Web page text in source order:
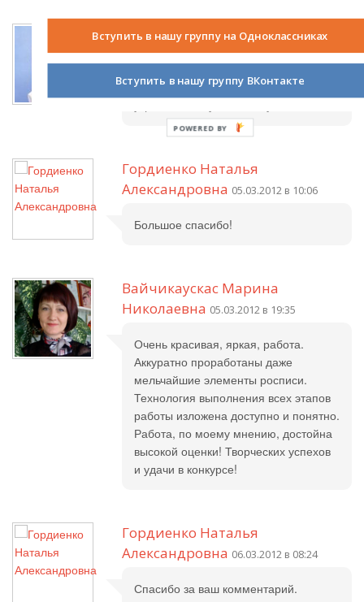
Татьяна Львовна 05.03.2012 в 08:48
получилась. Такие вещи могут стать
Гордиенко Наталья
Александровна 05.03.2012 в 10:06
Большое спасибо!
Вайчикаускас Марина
Николаевна 05.03.2012 в 19:35
Очень красивая, яркая, работа.
Аккуратно проработаны даже
мельчайшие элементы росписи.
Технология выполнения всех этапов
работы изложена доступно и понятно.
Работа, по моему мнению, достойна
высокой оценки! Творческих успехов
и удачи в конкурсе!
Гордиенко Наталья
Александровна 06.03.2012 в 08:24
Спасибо за ваш комментарий.
Вступить в нашу группу на Одноклассниках
Вступить в нашу группу ВКонтакте
POWERED BY